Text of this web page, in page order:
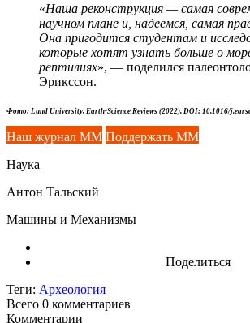
«Наша реконструкция — самая
научном плане и, надеемся, самая
Она пригодится студентам и
которые хотят узнать больше о
рептилиях», — поделился
Эрикссон.
Фото: Lund University, Earth-Science Reviews (2022). DOI: 10.1016/
Наш журнал ММ Поддержать ММ
Наука
Антон Тальский
Машины и Механизмы
Поделиться
Теги: Археология
Всего 0 комментариев
Комментарии